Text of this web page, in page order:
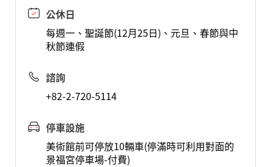
公休日
每週一、聖誕節(12月25日)、元旦、春節與中
秋節連假
諮詢
+82-2-720-5114
停車設施
美術館前可停放10輛車(停滿時可利用對面的
景福宮停車場-付費)